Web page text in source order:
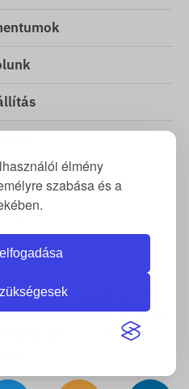
élmény
szabása és a
Kft. |
és átvételi pont: 2151 Fót,
: +36 70 3333